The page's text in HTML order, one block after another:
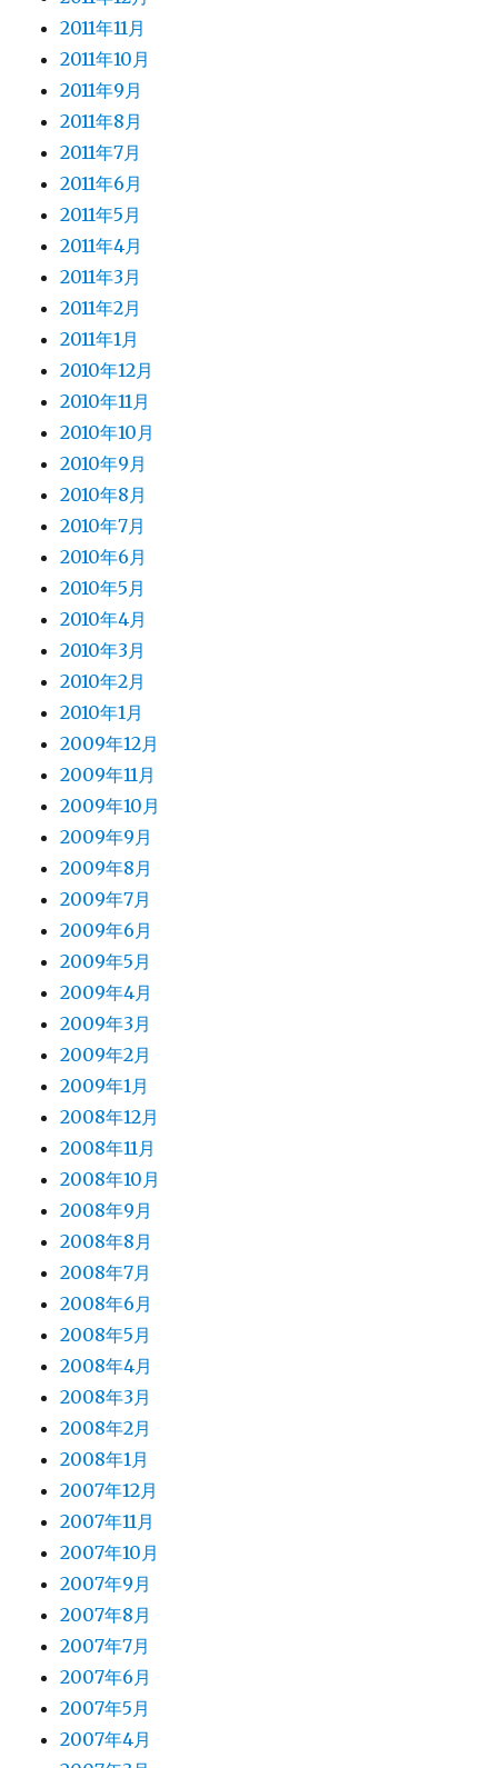
2011年11月
2011年10月
2011年9月
2011年8月
2011年7月
2011年6月
2011年5月
2011年4月
2011年3月
2011年2月
2011年1月
2010年12月
2010年11月
2010年10月
2010年9月
2010年8月
2010年7月
2010年6月
2010年5月
2010年4月
2010年3月
2010年2月
2010年1月
2009年12月
2009年11月
2009年10月
2009年9月
2009年8月
2009年7月
2009年6月
2009年5月
2009年4月
2009年3月
2009年2月
2009年1月
2008年12月
2008年11月
2008年10月
2008年9月
2008年8月
2008年7月
2008年6月
2008年5月
2008年4月
2008年3月
2008年2月
2008年1月
2007年12月
2007年11月
2007年10月
2007年9月
2007年8月
2007年7月
2007年6月
2007年5月
2007年4月